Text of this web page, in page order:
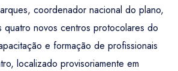
coordenador nacional do plano,
quatro novos centros protocolares do
e formação de profissionais
localizado provisoriamente em